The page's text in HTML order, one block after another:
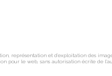
représentation et d’exploitation des
pour le web, sans autorisation écrite de